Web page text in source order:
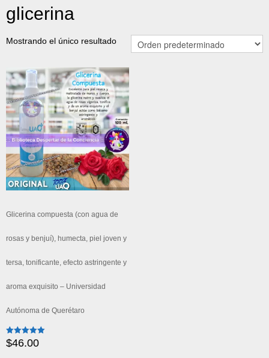
glicerina
Mostrando el único resultado
Glicerina compuesta (con agua de
rosas y benjuí), humecta, piel joven y
tersa, tonificante, efecto astringente y
aroma exquisito – Universidad
Autónoma de Querétaro
Valorado
con
$46.00